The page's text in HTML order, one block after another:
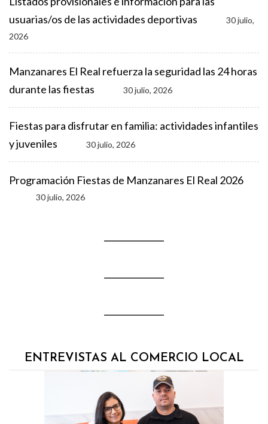
usuarias/os de las actividades deportivas
30 julio,
2026
Manzanares El Real refuerza la seguridad las 24 horas
durante las fiestas
30 julio, 2026
Fiestas para disfrutar en familia: actividades infantiles
y juveniles
30 julio, 2026
Programación Fiestas de Manzanares El Real 2026
30 julio, 2026
ENTREVISTAS AL COMERCIO LOCAL